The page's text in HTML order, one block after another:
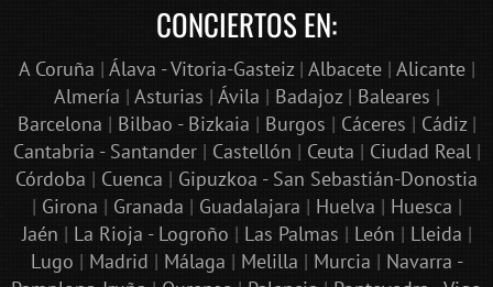
CONCIERTOS EN:
A Coruña | Álava - Vitoria-Gasteiz| Albacete| Alicante|
Almería | Asturias | Ávila | Badajoz| Baleares |
Barcelona | Bilbao - Bizkaia | Burgos | Cáceres | Cádiz|
Cantabria - Santander| Castellón | Ceuta | Ciudad Real|
Córdoba | Cuenca | Gipuzkoa - San Sebastián-Donostia
| Girona | Granada | Guadalajara | Huelva | Huesca |
Jaén | La Rioja - Logroño | Las Palmas | León | Lleida |
Lugo | Madrid | Málaga | Melilla | Murcia | Navarra -